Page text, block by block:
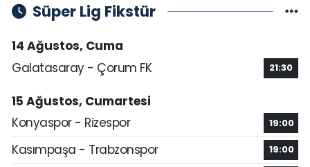
Süper Lig Fikstür
14 Ağustos, Cuma
Galatasaray - Çorum FK
21:30
15 Ağustos, Cumartesi
Konyaspor - Rizespor
19:00
Kasımpaşa - Trabzonspor 19:00